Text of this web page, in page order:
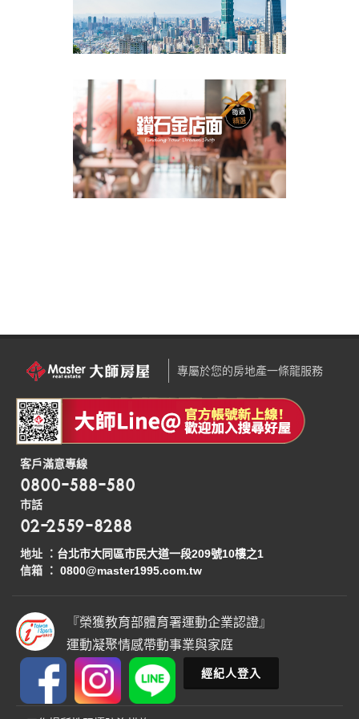
專屬於您的房地產一條龍服務
客戶滿意專線
0800-588-580
市話
02-2559-8288
地址 ： 台北市大同區市民大道一段209號10樓之1
信箱 ： 0800@master1995.com.tw
『榮獲教育部體育署運動企業認證』
運動凝聚情感帶動事業與家庭
經紀人登入